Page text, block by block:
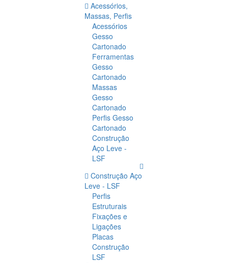
Acessórios,
Massas, Perfis
Acessórios
Gesso
Cartonado
Ferramentas
Gesso
Cartonado
Massas
Gesso
Cartonado
Perfis Gesso
Cartonado
Construção
Aço Leve -
LSF
Construção Aço
Leve - LSF
Perfis
Estruturais
Fixações e
Ligações
Placas
Construção
LSF